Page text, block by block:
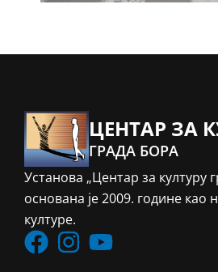
ЦЕНТАР ЗА
ГРАДА БОРА
Установа „Центар за културу
основана је 2009. године као
културе.